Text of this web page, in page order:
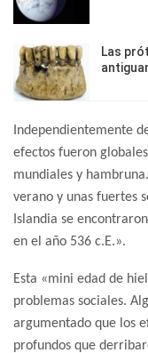
Las
Independientemente
efectos fueron
mundiales y
verano y unas fuertes
Islandia se
en el año 536 c.E.».
Esta «mini edad de
problemas sociales.
argumentado que los
profundos que